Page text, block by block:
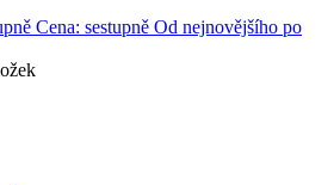
Cena: sestupně Od nejnovějšího po